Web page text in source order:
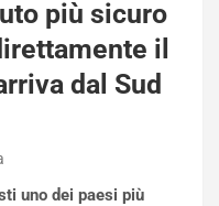
più sicuro
il
dal Sud
uno dei paesi più